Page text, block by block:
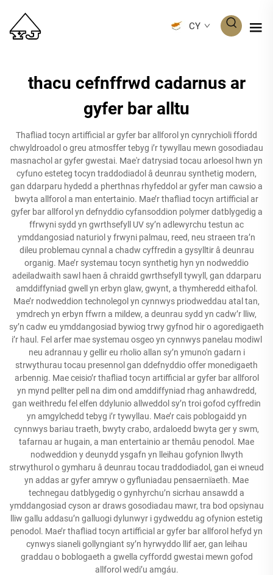
CY
thacu cefnffrwd cadarnus ar
gyfer bar alltu
Thafliad tocyn artifficial ar gyfer bar allforol yn cynrychioli ffordd
chwyldroadol o greu atmosffer tebyg i’r tywyllau mewn gosodiadau
masnachol ar gyfer gwestai. Mae'r datrysiad tocau arloesol hwn yn
cyfuno esteteg tocyn traddodiadol â deunrau synthetig modern,
gan ddarparu hydedd a pherthnas rhyfeddol ar gyfer man cawsio a
bwyta allforol a man entertainio. Mae’r thafliad tocyn artifficial ar
gyfer bar allforol yn defnyddio cyfansoddion polymer datblygedig a
ffrwyni sydd yn gwrthsefyll UV sy’n adlewyrchu testun ac
ymddangosiad naturiol y frwyni palmau, reed, neu straeen tra’n
dileu problemau cynnal a chadw cyffredin a gysylltir â deunrau
organig. Mae’r systemau tocyn synthetig hyn yn nodweddio
adeiladwaith sawl haen â chraidd gwrthsefyll tywyll, gan ddarparu
amddiffyniad gwell yn erbyn glaw, gwynt, a thymheredd eithafol.
Mae’r nodweddion technolegol yn cynnwys priodweddau atal tan,
ymdrech yn erbyn ffwrn a mildew, a deunrau sydd yn cadw’r lliw,
sy’n cadw eu ymddangosiad bywiog trwy gyfnod hir o agoredigaeth
i’r haul. Fel arfer mae systemau osgeo yn cynnwys panelau modiwl
neu adrannau y gellir eu rholio allan sy’n ymuno'n gadarn i
strwythurau tocau presennol gan ddefnyddio offer monedigaeth
arbennig. Mae ceisio’r thafliad tocyn artifficial ar gyfer bar allforol
yn mynd pellter pell na dim ond amddiffyniad rhag anhawdredd,
gan weithredu fel elfen ddylunio allweddol sy’n troi gofod cyffredin
yn amgylchedd tebyg i’r tywyllau. Mae’r cais poblogaidd yn
cynnwys bariau traeth, bwyty crabo, ardaloedd bwyta ger y swm,
tafarnau ar hugain, a man entertainio ar themâu penodol. Mae
nodweddion y deunydd ysgafn yn lleihau gofynion llwyth
strwythurol o gymharu â deunrau tocau traddodiadol, gan ei wneud
yn addas ar gyfer amryw o gyfluniadau pensaernïaeth. Mae
technegau datblygedig o gynhyrchu’n sicrhau ansawdd a
ymddangosiad cyson ar draws gosodiadau mawr, tra bod opsiynau
lliw gallu addasu’n galluogi dylunwyr i gydweddu ag ofynion estetig
penodol. Mae’r thafliad tocyn artifficial ar gyfer bar allforol hefyd yn
cynwys sianeli gollyngiant sy’n hyrwyddo llif aer, gan leihau
graddau o boblogaeth a gwella cyffordd gwestai mewn gofod
allforol wedi’u amgáu.